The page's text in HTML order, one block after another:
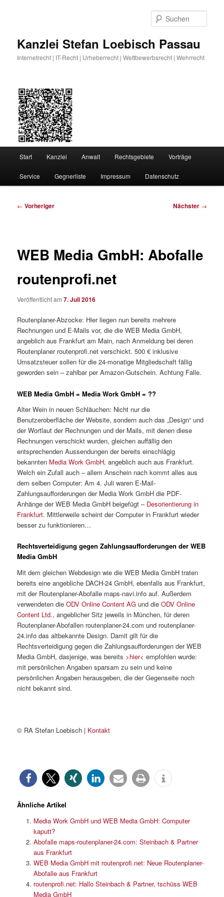
Kanzlei Stefan Loebisch Passau
Internetrecht | IT-Recht | Urheberrecht | Wettbewerbsrecht | Wehrrecht
Start Kanzlei Anwalt Rechtsgebiete Vorträge
Service Gegnerliste Impressum Datenschutz
Beitragsnavigation
← Vorheriger Nächster →
WEB Media GmbH: Abofalle
routenprofi.net
Veröffentlicht am7. Juli 2016
Routenplaner-Abzocke: Hier liegen nun bereits mehrere
Rechnungen und E-Mails vor, die die WEB Media GmbH,
angeblich aus Frankfurt am Main, nach Anmeldung bei deren
Routenplaner routenprofi.net verschickt. 500 € inklusive
Umsatzsteuer sollen für die 24-monatige Mitgliedschaft fällig
geworden sein – zahlbar per Amazon-Gutschein. Achtung Falle.
WEB Media GmbH = Media Work GmbH = ??
Alter Wein in neuen Schläuchen: Nicht nur die
Benutzeroberfläche der Website, sondern auch das „Design“ und
der Wortlaut der Rechnungen und der Mails, mit denen diese
Rechnungen verschickt wurden, gleichen auffällig den
entsprechenden Aussendungen der bereits einschlägig
bekannten Media Work GmbH, angeblich auch aus Frankfurt.
Welch ein Zufall auch – allem Anschein nach kommt alles aus
dem selben Computer: Am 4. Juli waren E-Mail-
Zahlungsaufforderungen der Media Work GmbH die PDF-
Anhänge der WEB Media GmbH beigefügt – Desorientierung in
Frankfurt. Mittlerweile scheint der Computer in Frankfurt wieder
besser zu funktionieren…
Rechtsverteidigung gegen Zahlungsaufforderungen der WEB
Media GmbH
Mit dem gleichen Webdesign wie die WEB Media GmbH traten
bereits eine angebliche DACH-24 GmbH, ebenfalls aus Frankfurt,
mit der Routenplaner-Abofalle maps-navi.info auf. Außerdem
verwendeten dieODV Online Content AG und dieODV Online
Content Ltd., angeblicher Sitz jeweils in München, für deren
Routenplaner-Abofallen routenplaner-24.com und routenplaner-
24.info das altbekannte Design. Damit gilt für die
Rechtsverteidigung gegen die Zahlungsaufforderungen der WEB
Media GmbH, dasjenige, was bereits >hier< empfohlen wurde:
mit persönlichen Angaben sparsam zu sein und keine
persönlichen Angaben herausgeben, die der Gegenseite noch
nicht bekannt sind.
© RA Stefan Loebisch | Kontakt
Ähnliche Artikel
Media Work GmbH und WEB Media GmbH: Computer
kaputt?
Abofalle maps-routenplaner-24.com: Steinbach & Partner
aus Frankfurt
WEB Media GmbH mit routenprofi.net: Neue Routenplaner-
Abofalle aus Frankfurt
routenprofi.net: Hallo Steinbach & Partner, tschüss WEB
Media GmbH